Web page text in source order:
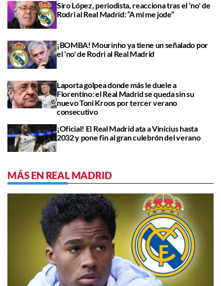
Siro López, periodista, reacciona tras el 'no' de
Rodri al Real Madrid: “A mí me jode”
¡BOMBA! Mourinho ya tiene un señalado por
el 'no' de Rodri al Real Madrid
Laporta golpea donde más le duele a
Florentino: el Real Madrid se queda sin su
nuevo Toni Kroos por tercer verano
consecutivo
¡Oficial! El Real Madrid ata a Vinícius hasta
2032 y pone fin al gran culebrón del verano
MÁS EN REAL MADRID